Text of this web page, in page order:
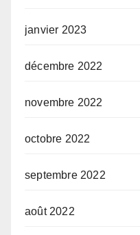
janvier 2023
décembre 2022
novembre 2022
octobre 2022
septembre 2022
août 2022